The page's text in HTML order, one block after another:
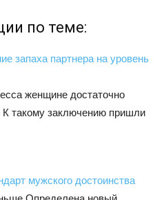
по теме:
запаха партнера на уровень
женщине достаточно
такому заключению пришли
мужского достоинства